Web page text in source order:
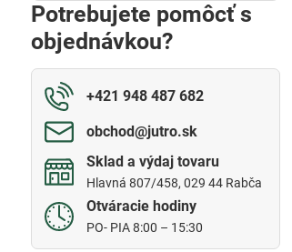
Potrebujete pomôcť s
objednávkou?
+421 948 487 682
obchod​@jutro​.sk
Sklad a výdaj tovaru
Hlavná 807/458, 029 44 Rabča
Otváracie hodiny
PO- PIA 8:00 – 15:30